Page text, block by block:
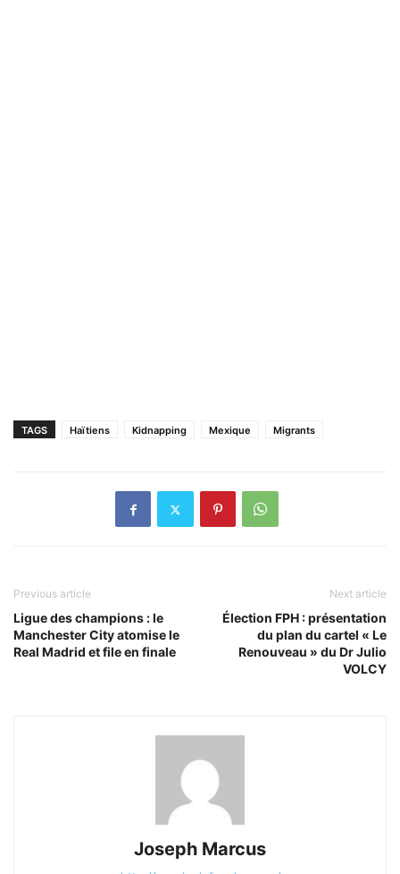
TAGS Haïtiens Kidnapping Mexique Migrants
Previous article
Ligue des champions : le
Manchester City atomise le
Real Madrid et file en finale
Next article
Élection FPH : présentation
du plan du cartel « Le
Renouveau » du Dr Julio
VOLCY
Joseph Marcus